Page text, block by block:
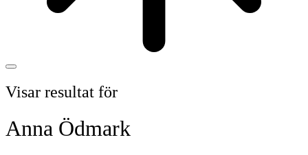
Visar resultat för
Anna Ödmark